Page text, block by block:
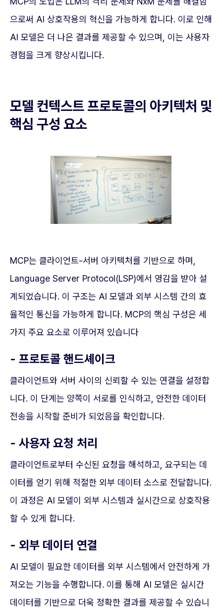
으로써 AI 상호작용의 혁신을 가능하게 합니다. 이로 인해
AI 모델은 더 나은 결과를 제공할 수 있으며, 이는 사용자
경험을 크게 향상시킵니다.
모델 컨텍스트 프로토콜의 아키텍처 및
핵심 구성 요소
MCP는 클라이언트-서버 아키텍처를 기반으로 하며,
Language Server Protocol(LSP)에서 영감을 받아 설
계되었습니다. 이 구조는 AI 모델과 외부 시스템 간의 효
율적인 통신을 가능하게 합니다. MCP의 핵심 구성은 세
가지 주요 요소로 이루어져 있습니다
- 프로토콜 핸드셰이크
클라이언트와 서버 사이의 신뢰할 수 있는 연결을 설정합
니다. 이 단계는 양쪽이 서로를 인식하고, 안전한 데이터
전송을 시작할 준비가 되었음을 확인합니다.
- 사용자 요청 처리
클라이언트로부터 수신된 요청을 해석하고, 요구되는 데
이터를 얻기 위해 적절한 외부 데이터 소스로 전달합니다.
이 과정은 AI 모델이 외부 시스템과 실시간으로 상호작용
할 수 있게 합니다.
- 외부 데이터 연결
AI 모델이 필요한 데이터를 외부 시스템에서 안전하게 가
져오는 기능을 수행합니다. 이를 통해 AI 모델은 실시간
데이터를 기반으로 더욱 정확한 결과를 제공할 수 있습니